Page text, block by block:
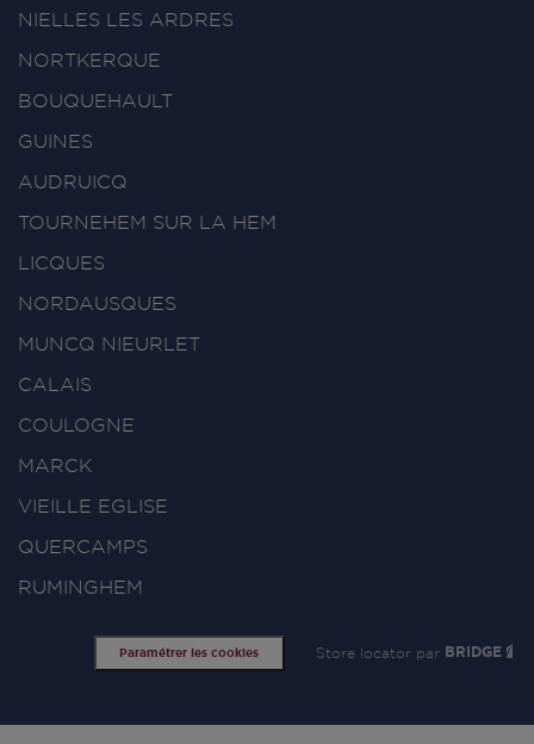
NIELLES LES ARDRES
NORTKERQUE
BOUQUEHAULT
GUINES
AUDRUICQ
TOURNEHEM SUR LA HEM
LICQUES
NORDAUSQUES
MUNCQ NIEURLET
CALAIS
COULOGNE
MARCK
VIEILLE EGLISE
QUERCAMPS
RUMINGHEM
Paramétrer les cookies Store locator par BRIDGE